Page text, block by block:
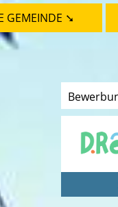
GEMEINDE ➘